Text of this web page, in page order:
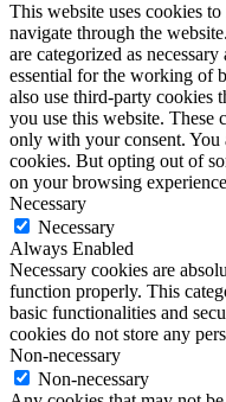
This website uses cookies
navigate through the
are categorized as
essential for the working of
also use third-party cookies
you use this website.
only with your consent. You
cookies. But opting out of
on your browsing
Necessary
Necessary
Always Enabled
Necessary cookies are
function properly. This
basic functionalities and
cookies do not store any
Non-necessary
Non-necessary